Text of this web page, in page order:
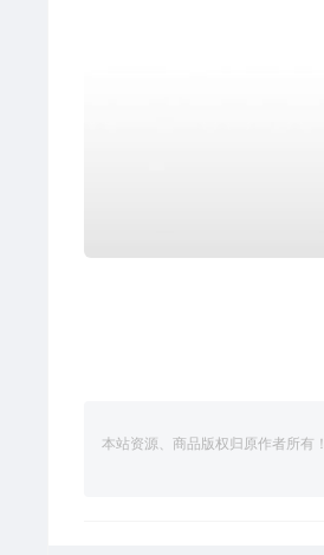
本站资源、商品版权归原作者所有！